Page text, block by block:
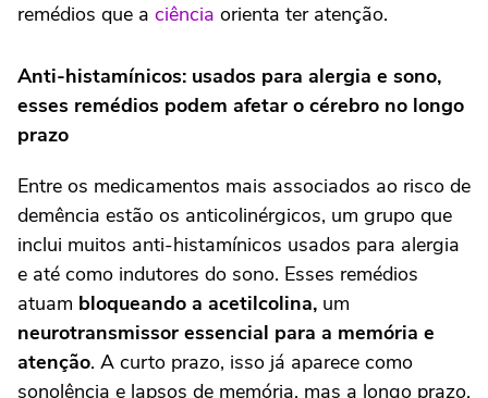
remédios que a ciência orienta ter atenção.
Anti-histamínicos: usados para alergia e sono,
esses remédios podem afetar o cérebro no longo
prazo
Entre os medicamentos mais associados ao risco de
demência estão os anticolinérgicos, um grupo que
inclui muitos anti-histamínicos usados para alergia
e até como indutores do sono. Esses remédios
atuam bloqueando a acetilcolina, um
neurotransmissor essencial para a memória e
atenção. A curto prazo, isso já aparece como
sonolência e lapsos de memória, mas a longo prazo,